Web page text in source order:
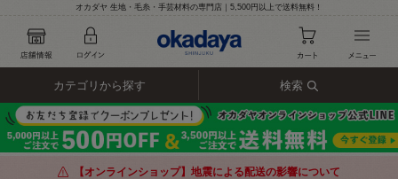
オカダヤ 生地・毛糸・手芸材料の専門店｜5,500円以上で送料無料！
カテゴリから探す 検索
【オンラインショップ】地震による配送の影響について